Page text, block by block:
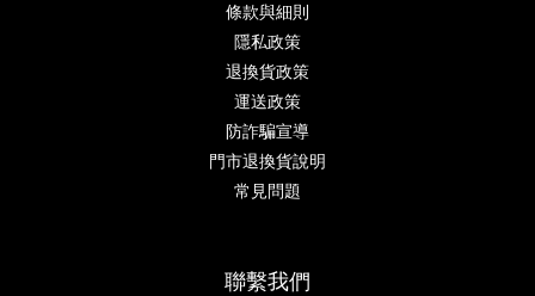
條款與細則
隱私政策
退換貨政策
運送政策
防詐騙宣導
門市退換貨說明
常見問題
聯繫我們